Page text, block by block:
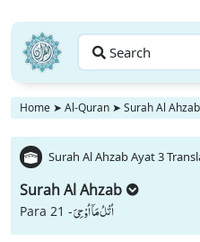
Search
Home ➤ Al-Quran ➤ Surah Al
Surah Al Ahzab Ayat 3
Surah Al Ahzab
Para 21 -اُتْلُ مَاۤ اُوْحِیَ